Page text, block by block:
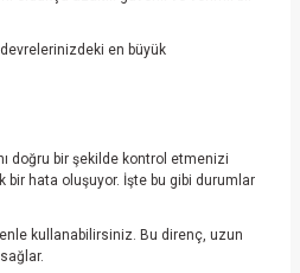
en büyük
doğru bir şekilde kontrol etmenizi
bir hata oluşuyor. İşte bu gibi durumlar
kullanabilirsiniz. Bu direnç, uzun